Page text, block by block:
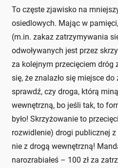
To częste zjawisko na
osiedlowych. Mając w
(m.in. zakaz zatrzymywania
odwoływanych jest przez
za kolejnym przecięciem dróg
się, że znalazło się miejsce
sprawdź, czy droga, którą
wewnętrzną, bo jeśli tak, to
było! Skrzyżowanie to
rozwidlenie) drogi publicznej
nie z drogą wewnętrzną!
narozrabiałeś – 100 zł za